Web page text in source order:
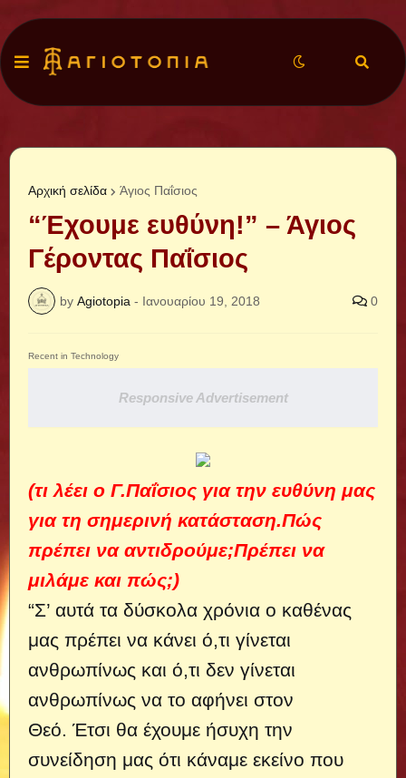
Αρχική σελίδα Άγιος Παΐσιος
“Έχουμε ευθύνη!” – Άγιος
Γέροντας Παΐσιος
by Agiotopia - Ιανουαρίου 19, 2018 0
Recent in Technology
Responsive Advertisement
(τι λέει ο Γ.Παΐσιος για την ευθύνη μας
για τη σημερινή κατάσταση.Πώς
πρέπει να αντιδρούμε;Πρέπει να
μιλάμε και πώς;)
“Σ’ αυτά τα δύσκολα χρόνια ο καθένας
μας πρέπει να κάνει ό,τι γίνεται
ανθρωπίνως και ό,τι δεν γίνεται
ανθρωπίνως να το αφήνει στον
Θεό. Έτσι θα έχουμε ήσυχη την
συνείδηση μας ότι κάναμε εκείνο που